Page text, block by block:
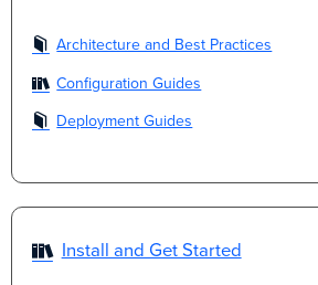
Architecture and Best Practices
Configuration Guides
Deployment Guides
Install and Get Started